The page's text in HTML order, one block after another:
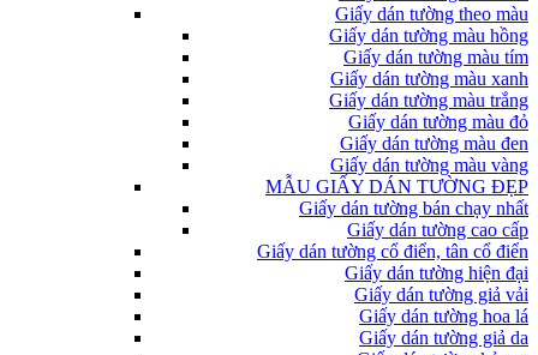
Giấy dán tường theo màu
Giấy dán tường màu hồng
Giấy dán tường màu tím
Giấy dán tường màu xanh
Giấy dán tường màu trắng
Giấy dán tường màu đỏ
Giấy dán tường màu đen
Giấy dán tường màu vàng
MẪU GIẤY DÁN TƯỜNG ĐẸP
Giấy dán tường bán chạy nhất
Giấy dán tường cao cấp
Giấy dán tường cổ điển, tân cổ điển
Giấy dán tường hiện đại
Giấy dán tường giả vải
Giấy dán tường hoa lá
Giấy dán tường giả da